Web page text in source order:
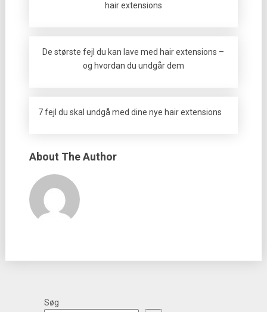
hair extensions
De største fejl du kan lave med hair extensions –
og hvordan du undgår dem
7 fejl du skal undgå med dine nye hair extensions
About The Author
Søg